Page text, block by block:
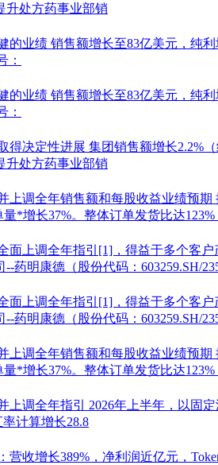
升处方药事业部销
的业绩 销售额增长至83亿美元，纯
：
的业绩 销售额增长至83亿美元，纯
：
得决定性进展 集团销售额增长2.2%
升处方药事业部销
上调全年销售额和每股收益业绩预期
*增长37%。整体订单发货比达123%
面上调全年指引[1]，得益于多个客
--药明康德 （股份代码： 603259.SH/
面上调全年指引[1]，得益于多个客
--药明康德 （股份代码： 603259.SH/
上调全年销售额和每股收益业绩预期
*增长37%。整体订单发货比达123%
上调全年指引 2026年上半年，以固
计算增长28.8
营收增长389%，净利润近亿元，